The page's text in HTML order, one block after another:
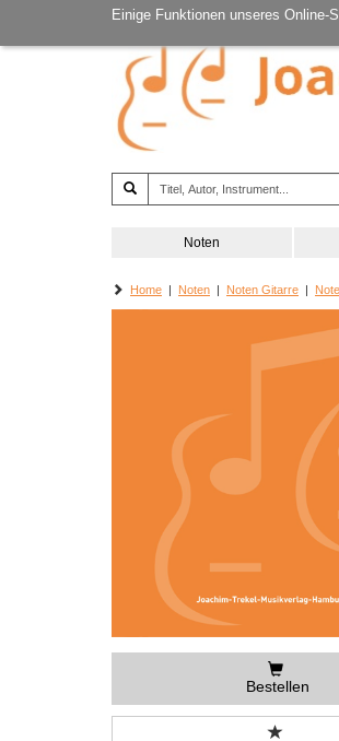
Einige Funktionen unseres Online-
Noten
Home | Noten | Noten Gitarre |
Bestellen